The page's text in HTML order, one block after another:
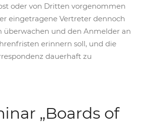
oder von Dritten vorgenommen
eingetragene Vertreter dennoch
überwachen und den Anmelder an
erinnern soll, und die
dauerhaft zu
„Boards of